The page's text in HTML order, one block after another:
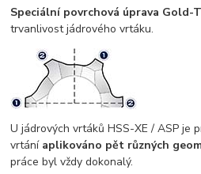
Speciální povrchová úprava Gold-
trvanlivost jádrového vrtáku.
U jádrových vrtáků HSS-XE / ASP je
vrtání aplikováno pět různých
práce byl vždy dokonalý.